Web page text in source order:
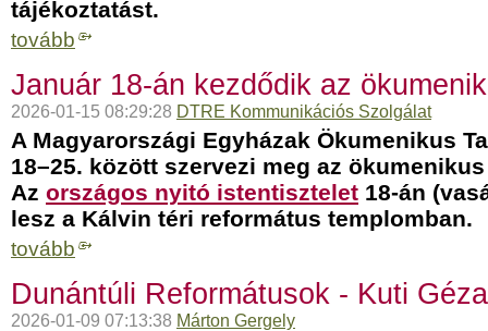
tájékoztatást.
tovább
Január 18-án kezdődik az
2026-01-15 08:29:28 DTRE Kommunikációs Szolgálat
A Magyarországi Egyházak Ökumenikus
18–25. között szervezi meg az
Az országos nyitó istentisztelet 18-án
lesz a Kálvin téri református templomban.
tovább
Dunántúli Reformátusok - Kuti
2026-01-09 07:13:38 Márton Gergely